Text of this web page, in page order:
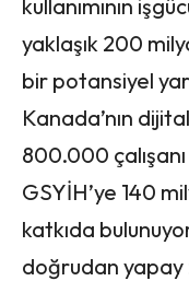
kullanımının
yaklaşık 200
bir potansiyel
Kanada’nın
800.000
GSYİH’ye 140
katkıda
doğrudan yapay